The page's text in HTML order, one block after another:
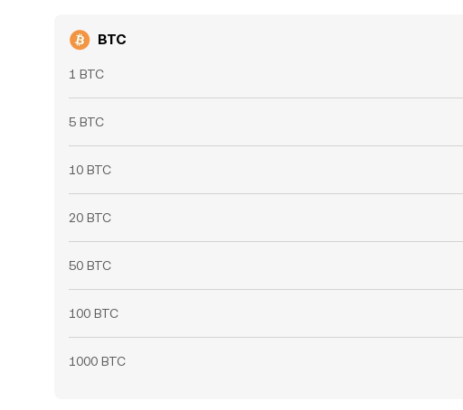
BTC
1 BTC
5 BTC
10 BTC
20 BTC
50 BTC
100 BTC
1000 BTC